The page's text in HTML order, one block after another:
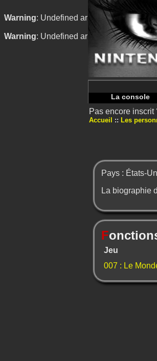
Warning: Undefined array key
Warning: Undefined array key
La console
Pas encore inscrit
Accueil Les
Pays : États-
La biographie
F
Jeu
007 : Le